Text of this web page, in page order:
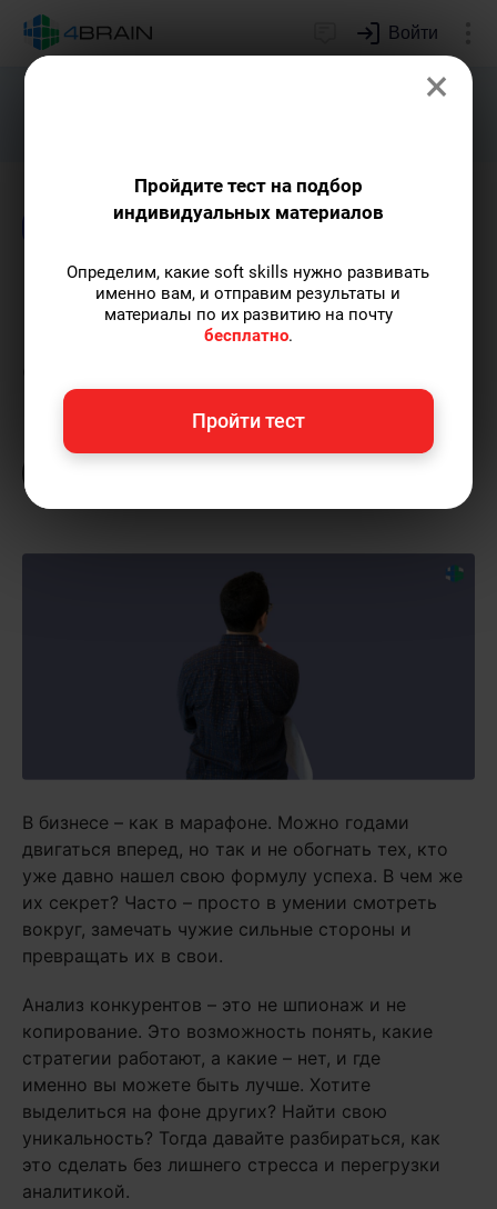
Войти
Подарим индивидуальный план
Как анализировать
конкурентов и находить
Елена Ланта— автор-популяризатор
В бизнесе – как в марафоне. Можно годами
двигаться вперед, но так и не обогнать тех, кто
уже давно нашел свою формулу успеха. В чем же
их секрет? Часто – просто в умении смотреть
вокруг, замечать чужие сильные стороны и
превращать их в свои.
Анализ конкурентов – это не шпионаж и не
копирование. Это возможность понять, какие
стратегии работают, а какие – нет, и где
именно вы можете быть лучше. Хотите
выделиться на фоне других? Найти свою
уникальность? Тогда давайте разбираться, как
это сделать без лишнего стресса и перегрузки
аналитикой.
×
Пройдите тест на подбор
индивидуальных материалов
Определим, какие soft skills нужно развивать
именно вам, и отправим результаты и
материалы по их развитию на почту
бесплатно.
Пройти тест